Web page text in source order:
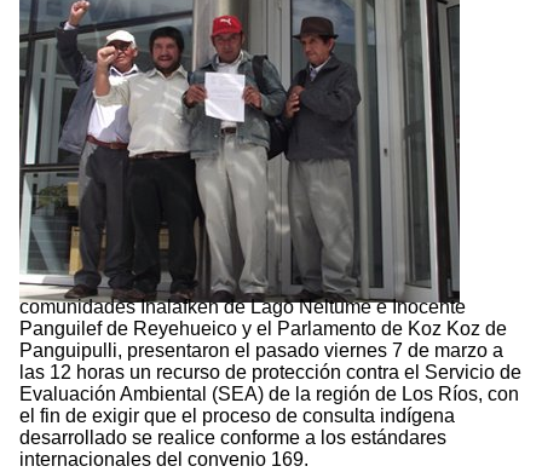
comunidades Inalafken de Lago Neltume e Inocente
Panguilef de Reyehueico y el Parlamento de Koz Koz de
Panguipulli, presentaron el pasado viernes 7 de marzo a
las 12 horas un recurso de protección contra el Servicio de
Evaluación Ambiental (SEA) de la región de Los Ríos, con
el fin de exigir que el proceso de consulta indígena
desarrollado se realice conforme a los estándares
internacionales del convenio 169.